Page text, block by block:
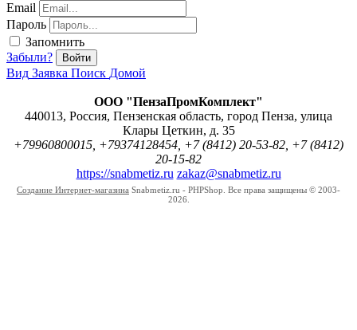
Email
Пароль
Запомнить
Забыли?
Войти
Вид Заявка Поиск Домой
ООО "ПензаПромКомплект"
440013, Россия, Пензенская область, город Пенза, улица
Клары Цеткин, д. 35
+79960800015, +79374128454, +7 (8412) 20-53-82, +7 (8412)
20-15-82
https://snabmetiz.ru zakaz@snabmetiz.ru
Создание Интернет-магазина Snabmetiz.ru - PHPShop. Все права защищены © 2003-
2026.